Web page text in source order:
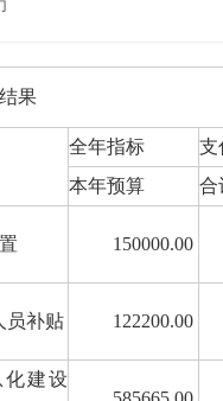
果
全年指标 支
本年预算
合
150000.00
员补贴 122200.00
化建设